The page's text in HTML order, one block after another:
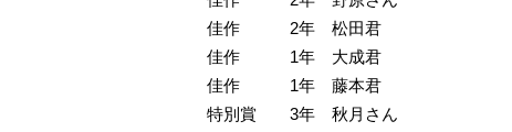
佳作 2年 松田君
佳作 1年 大成君
佳作 1年 藤本君
特別賞 3年 秋月さん